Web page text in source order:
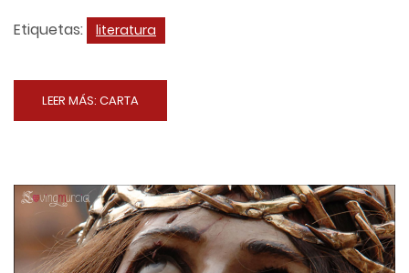
Etiquetas:
literatura
LEER MÁS: CARTA